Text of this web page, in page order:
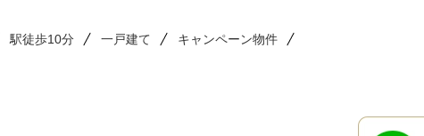
駅徒歩10分 一戸建て キャンペーン物件